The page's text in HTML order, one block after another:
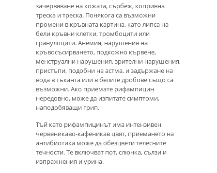
зачервяване на кожата, сърбеж, копривна
треска и треска. Понякога са възможни
промени в кръвната картина, като липса на
бели кръвни клетки, тромбоцити или
гранулоцити. Анемия, нарушения на
кръвосъсирването, подкожно кървене,
менструални нарушения, зрителни нарушения,
пристъпи, подобни на астма, и задържане на
вода в тъканта или в белите дробове също са
възможни. Ако приемате рифампицин
нередовно, може да изпитате симптоми,
наподобяващи грип.
Тъй като рифампицинът има интензивен
червеникаво-кафеникав цвят, приемането на
антибиотика може да обезцвети телесните
течности. Те включват пот, слюнка, сълзи и
изпражнения и урина.